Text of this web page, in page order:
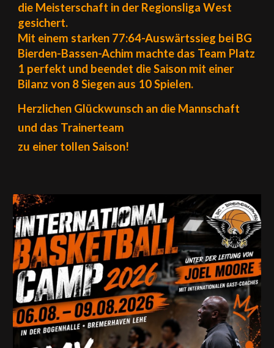
die Meisterschaft in der Regionsliga West
gesichert.
Mit einem starken 77:64-Auswärtssieg bei BG
Bierden-Bassen-Achim machte das Team Platz
1 perfekt und beendet die Saison mit einer
Bilanz von 8 Siegen aus 10 Spielen.
Herzlichen Glückwunsch an die Mannschaft
und das Trainerteam
zu einer tollen Saison!